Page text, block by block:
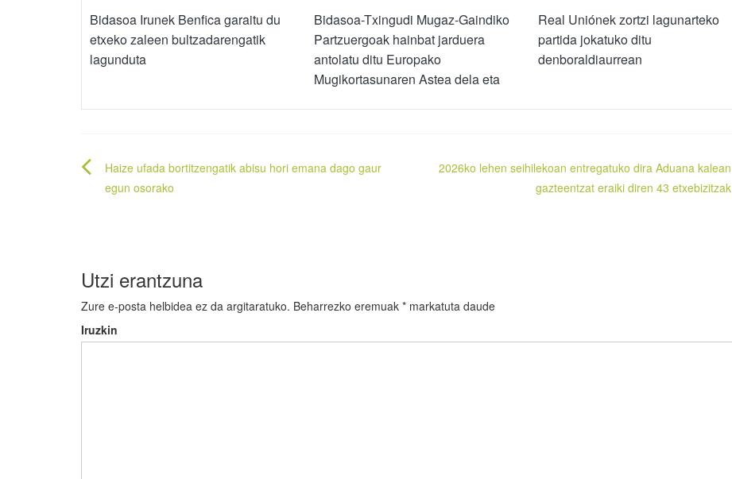
Bidasoa Irunek Benfica garaitu du
etxeko zaleen bultzadarengatik
lagunduta
Bidasoa-Txingudi Mugaz-Gaindiko
Partzuergoak hainbat jarduera
antolatu ditu Europako
Mugikortasunaren Astea dela eta
Real Uniónek zortzi lagunarteko
partida jokatuko ditu
denboraldiaurrean
Bidalketetan
zehar
Haize ufada bortitzengatik abisu hori emana dago gaur
egun osorako
2026ko lehen seihilekoan entregatuko dira Aduana kalean
gazteentzat eraiki diren 43 etxebizitzak
Utzi erantzuna
Zure e-posta helbidea ez da argitaratuko. Beharrezko eremuak * markatuta daude
Iruzkin